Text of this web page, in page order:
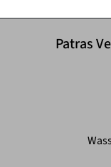
Patras